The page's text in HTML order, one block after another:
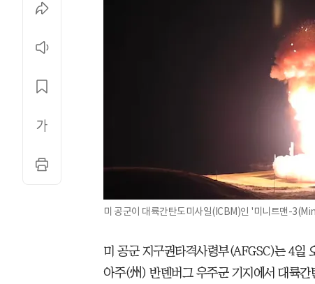
미 공군이 대륙간탄도미사일(ICBM)인 '미니트맨-
미 공군 지구권타격사령부(AFGSC)는 4일
아주(州) 반덴버그 우주군 기지에서 대륙